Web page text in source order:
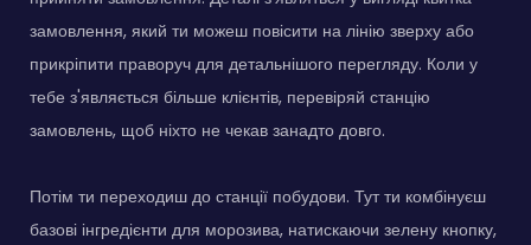
замовлення, який ти можеш повісити на лінію зверху або
прикріпити праворуч для детальнішого перегляду. Коли у
тебе з'являється більше клієнтів, перевіряй станцію
замовлень, щоб ніхто не чекав занадто довго.
Потім ти переходиш до станції побудови. Тут ти комбінуєш
базові інгредієнти для морозива, натискаючи зелену кнопку,